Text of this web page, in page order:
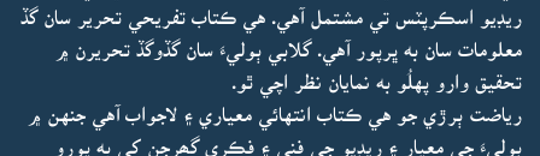
ريڊيو اسڪرپٽس تي مشتمل آهي. هي ڪتاب تفريحي تحرير سان گڏ
معلومات سان به ڀرپور آهي. گلابي ٻوليءَ سان گڏوگڏ تحريرن ۾
تحقيق وارو پهلُو به نمايان نظر اچي ٿو.
رياضت ٻرڙي جو هي ڪتاب انتهائي معياري ۽ لاجواب آهي جنهن ۾
ٻوليءَ جي معيار ۽ ريڊيو جي فني ۽ فڪري گھرجن کي به پورو